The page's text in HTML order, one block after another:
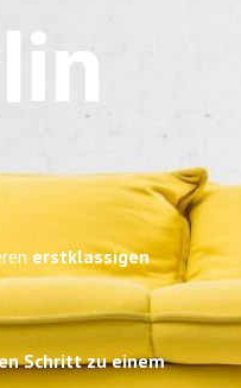
erstklassigen
Schritt zu einem